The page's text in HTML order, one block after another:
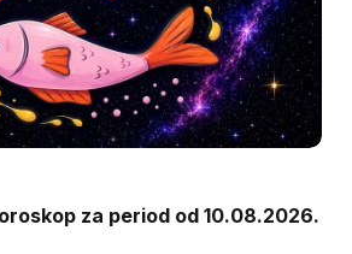
za period od 10.08.2026.